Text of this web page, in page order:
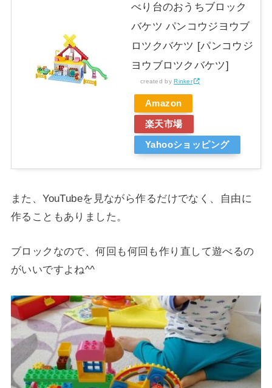
べり台のおうちブロック
バケツ パンコウジヨウブ
ロツクバケツ [パンコウジ
ヨウブロツクバケツ]
created byRinker
Amazon
楽天市場
Yahooショッピング
また、YouTubeを見ながら作るだけでなく、自由に
作ることもありました。
ブロックなので、何回も何回も作り直して遊べるの
がいいですよね^^